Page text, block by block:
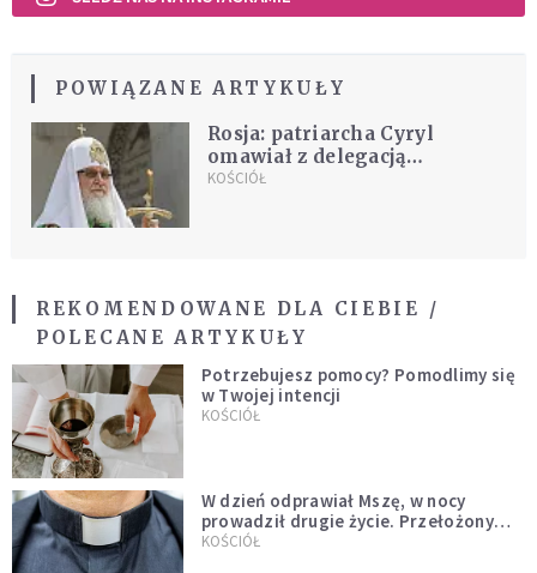
POWIĄZANE ARTYKUŁY
Rosja: patriarcha Cyryl
omawiał z delegacją
konstantynopolską sprawy
KOŚCIÓŁ
REKOMENDOWANE DLA CIEBIE /
POLECANE ARTYKUŁY
Potrzebujesz pomocy? Pomodlimy się
w Twojej intencji
KOŚCIÓŁ
W dzień odprawiał Mszę, w nocy
prowadził drugie życie. Przełożony
kazał mu opuścić zakon
KOŚCIÓŁ